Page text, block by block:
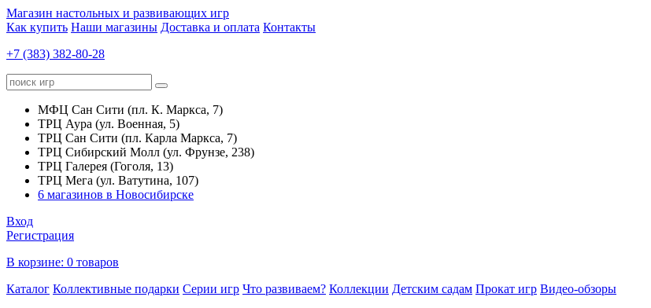
Магазин настольных и развивающих игр
Как купить Наши магазины Доставка и оплата Контакты
+7 (383) 382-80-28
МФЦ Сан Сити (пл. К. Маркса, 7)
ТРЦ Аура (ул. Военная, 5)
ТРЦ Сан Сити (пл. Карла Маркса, 7)
ТРЦ Сибирский Молл (ул. Фрунзе, 238)
ТРЦ Галерея (Гоголя, 13)
ТРЦ Мега (ул. Ватутина, 107)
6 магазинов в Новосибирске
Вход
Регистрация
В корзине: 0 товаров
Каталог Коллективные подарки Серии игр Что развиваем? Коллекции Детским садам Прокат игр Видео-обзоры